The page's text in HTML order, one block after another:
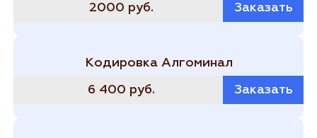
2000 руб. Заказать
Кодировка Алгоминал
6 400 руб. Заказать